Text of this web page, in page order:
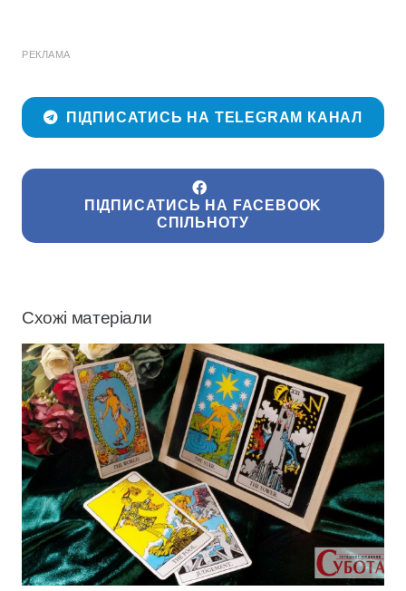
РЕКЛАМА
ПІДПИСАТИСЬ НА TELEGRAM КАНАЛ
ПІДПИСАТИСЬ НА FACEBOOK
СПІЛЬНОТУ
Схожі матеріали